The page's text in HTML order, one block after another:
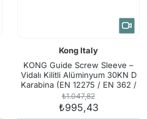
Kong Italy
KONG Guide Screw Sleeve –
Vidalı Kilitli Alüminyum 30KN D
Karabina (EN 12275 / EN 362 /
UIAA / EAC Sertifikalı)
733LA0DCPKK Yellow
₺1.047,82
₺995,43